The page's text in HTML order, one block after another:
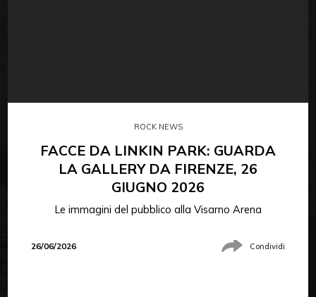
ROCK NEWS
FACCE DA LINKIN PARK: GUARDA
LA GALLERY DA FIRENZE, 26
GIUGNO 2026
Le immagini del pubblico alla Visarno Arena
26/06/2026 Condividi